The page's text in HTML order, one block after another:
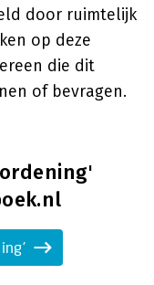
door ruimtelijk
op deze
die dit
of bevragen.